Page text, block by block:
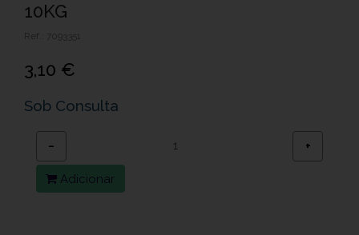
10KG
Ref.: 7093351
3,10 €
Sob Consulta
− +
Adicionar